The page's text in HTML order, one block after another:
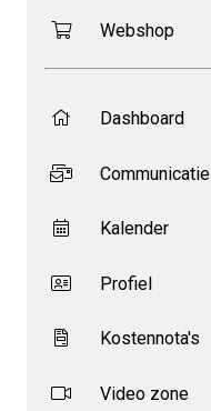
Webshop
Dashboard
Communicatie
Kalender
Profiel
Kostennota's
Video zone